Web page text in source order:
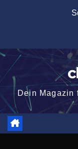
Dein Magazin